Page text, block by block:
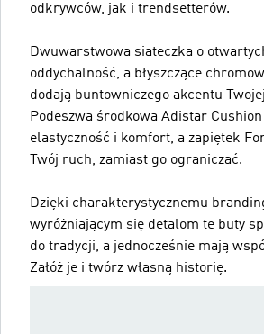
odkrywców, jak i trendsetterów.
Dwuwarstwowa siateczka o
oddychalność, a błyszczące
dodają buntowniczego akcentu
Podeszwa środkowa Adistar
elastyczność i komfort, a zapiętek
Twój ruch, zamiast go ograniczać.
Dzięki charakterystycznemu
wyróżniającym się detalom te buty
do tradycji, a jednocześnie mają
Załóż je i twórz własną historię.